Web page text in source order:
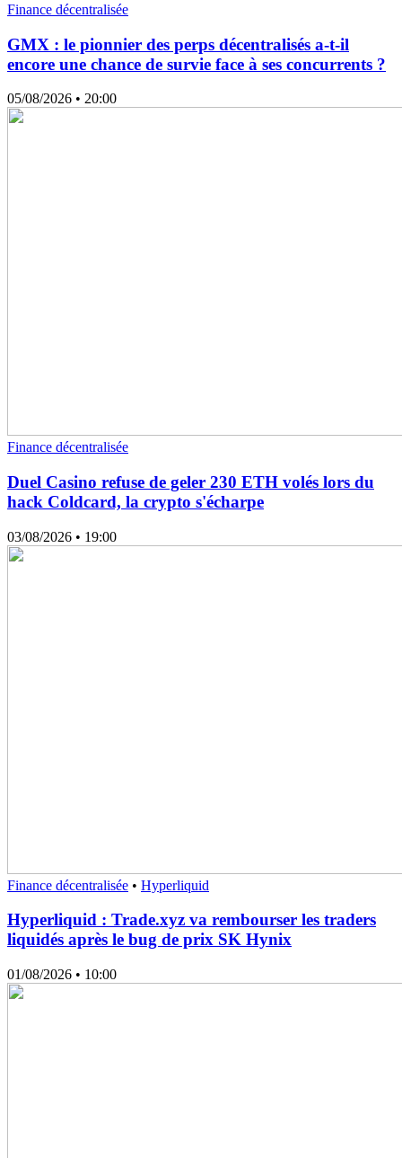
Finance décentralisée
GMX : le pionnier des perps décentralisés a-t-il
encore une chance de survie face à ses concurrents ?
05/08/2026 • 20:00
Finance décentralisée
Duel Casino refuse de geler 230 ETH volés lors du
hack Coldcard, la crypto s'écharpe
03/08/2026 • 19:00
Finance décentralisée • Hyperliquid
Hyperliquid : Trade.xyz va rembourser les traders
liquidés après le bug de prix SK Hynix
01/08/2026 • 10:00